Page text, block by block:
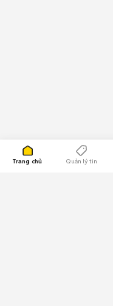
Trang chủ Quản lý tin